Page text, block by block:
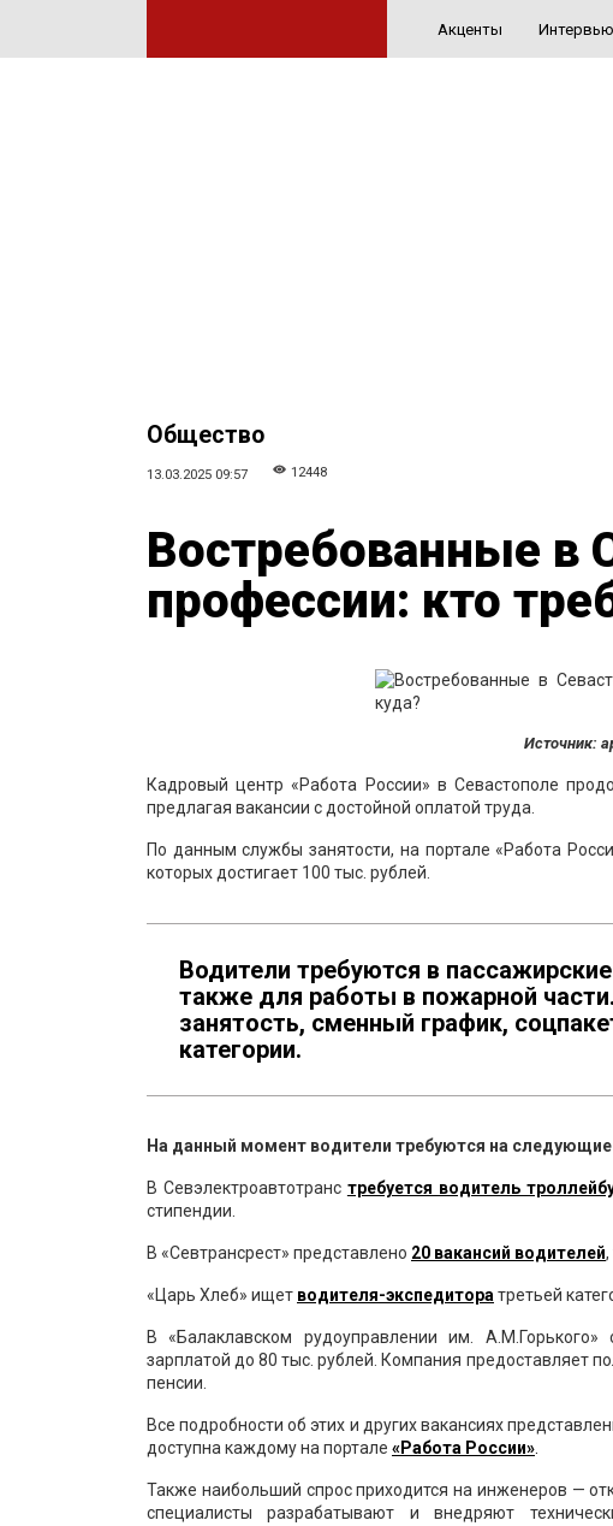
Акценты Интервью
Общество
13.03.2025 09:57 12448
Востребованные в
профессии: кто
Источник:
Кадровый центр «Работа России» в Севастополе
предлагая вакансии с достойной оплатой труда.
По данным службы занятости, на портале «Работа
которых достигает 100 тыс. рублей.
Водители требуются в
также для работы в пожарной
занятость, сменный график,
категории.
На данный момент водители требуются на следующие
В Севэлектроавтотранс требуется водитель
стипендии.
В «Севтрансрест» представлено 20 вакансий водителей
«Царь Хлеб» ищет водителя-экспедитора третьей
В «Балаклавском рудоуправлении им. А.М.Горького»
зарплатой до 80 тыс. рублей. Компания предоставляет
пенсии.
Все подробности об этих и других вакансиях
доступна каждому на портале «Работа России»
Также наибольший спрос приходится на инженеров —
специалисты разрабатывают и внедряют